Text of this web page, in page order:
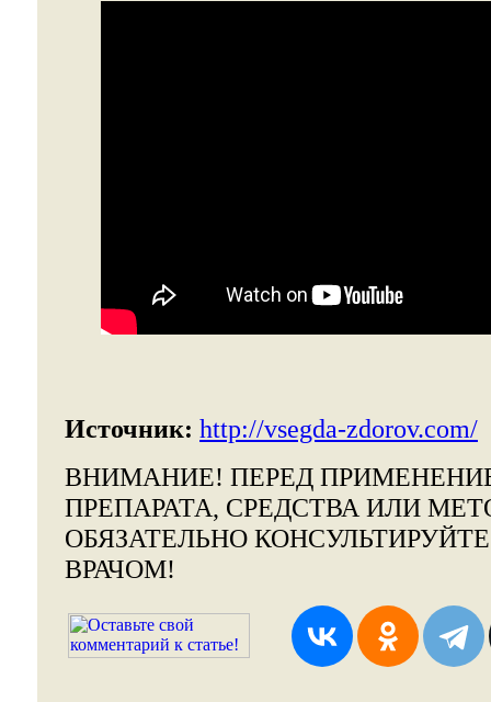
Источник: http://vsegda-zdorov.com/
ВНИМАНИЕ! ПЕРЕД
ПРЕПАРАТА, СРЕДСТВА ИЛИ
ОБЯЗАТЕЛЬНО
ВРАЧОМ!